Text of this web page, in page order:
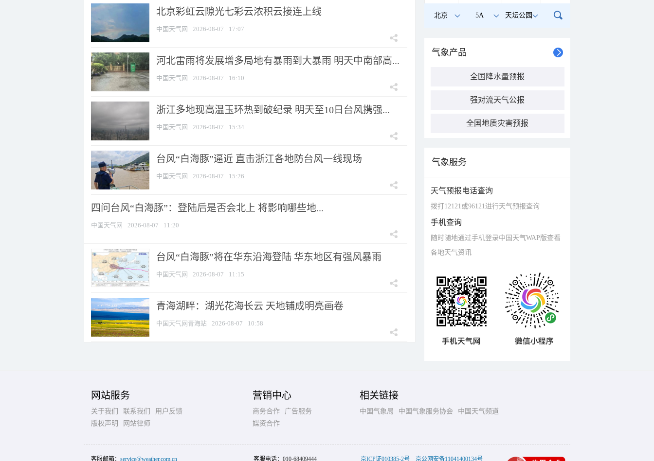
北京彩虹云隙光七彩云浓积云接连上线
中国天气网 2026-08-07 17:07
河北雷雨将发展增多局地有暴雨到大暴雨 明天中南部高...
中国天气网 2026-08-07 16:10
浙江多地现高温玉环热到破纪录 明天至10日台风携强...
中国天气网 2026-08-07 15:34
台风“白海豚”逼近 直击浙江各地防台风一线现场
中国天气网 2026-08-07 15:26
四问台风“白海豚”：登陆后是否会北上 将影响哪些地...
中国天气网 2026-08-07 11:20
台风“白海豚”将在华东沿海登陆 华东地区有强风暴雨
中国天气网 2026-08-07 11:15
青海湖畔：湖光花海长云 天地铺成明亮画卷
中国天气网青海站 2026-08-07 10:58
北京 5A 天坛公园
气象产品
全国降水量预报
强对流天气公报
全国地质灾害预报
气象服务
天气预报电话查询
拨打12121或96121进行天气预报查询
手机查询
随时随地通过手机登录中国天气WAP版查看
各地天气资讯
网站服务
关于我们 联系我们
用户反馈
版权声明
网站律师
营销中心
商务合作
广告服务
媒资合作
相关链接
中国气象局 中国气象服务协会 中国天气频道
客服邮箱： service@weather.com.cn 客服电话： 010-68409444 京ICP证010385-2号 京公网安备11041400134号